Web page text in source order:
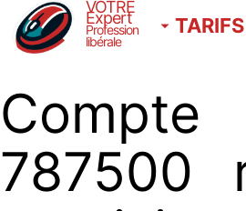
VOTRE
Expert
Profession
libérale
TARIFS
Compte
787500